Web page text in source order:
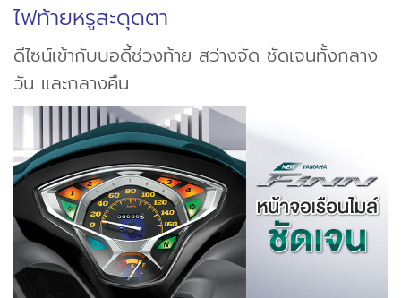
ไฟท้ายหรูสะดุดตา
ดีไซน์เข้ากับบอดี้ช่วงท้าย สว่างจัด ชัดเจนทั้งกลาง
วัน และกลางคืน